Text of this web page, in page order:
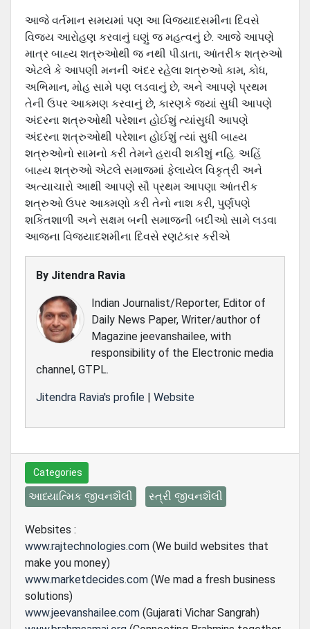
આજે વર્તમાન સમયમાં પણ આ વિજયાદસમીના દિવસે
વિજય આરોહણ કરવાનું ઘણું જ મહત્‍વનું છે. આજે આપણે
માત્ર બાહ્ય શત્રુઓથી જ નથી પીડાતા, આંતરીક શત્રુઓ
એટલે કે આપણી મનની અંદર રહેલા શત્રુઓ કામ, કોધ,
અભિમાન, મોહ સામે પણ લડવાનું છે, અને આપણે પ્રથમ
તેની ઉપર આક્મણ કરવાનું છે, કારણકે જયાં સુધી આપણે
અંદરના શત્રુઓથી પરેશાન હોઈશું ત્‍યાંસુધી આપણે
અંદરના શત્રુઓથી પરેશાન હોઈશું ત્‍યાં સુધી બાહ્ય
શત્રુઓનો સામનો કરી તેમને હરાવી શકીશું નહિ. અહિં
બાહ્ય શત્રુઓ એટલે સમાજમાં ફેલાયેલ વિકૃ‍‍‍‍ત્રી અને
અત્‍યાચારો આથી આપણે સૌ પ્રથમ આપણા આંતરીક
શત્રુઓ ઉપર આક્મણો કરી તેનો નાશ કરી, પુર્ણપણે
શકિતશાળી અને સક્ષમ બની સમાજની બદીઓ સામે લડવા
આજના વિજયાદશમીના દિવસે રણટંકાર કરીએ
By Jitendra Ravia
Indian Journalist/Reporter, Editor of
Daily News Paper, Writer/author of
Magazine jeevanshailee, with
responsibility of the Electronic media
channel, GTPL.
Jitendra Ravia's profile | Website
Categories
આધ્યાત્મિક જીવનશૈલી સ્ત્રી જીવનશૈલી
Websites :
www.rajtechnologies.com (We build websites that
make you money)
www.marketdecides.com (We mad a fresh business
solutions)
www.jeevanshailee.com (Gujarati Vichar Sangrah)